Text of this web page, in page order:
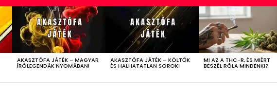
AKASZTÓFA JÁTÉK – MAGYAR
ÍRÓLEGENDÁK NYOMÁBAN!
AKASZTÓFA JÁTÉK – KÖLTŐK
ÉS HALHATATLAN SOROK!
MI AZ A THC-R, ÉS MIÉRT
BESZÉL RÓLA MINDENKI?